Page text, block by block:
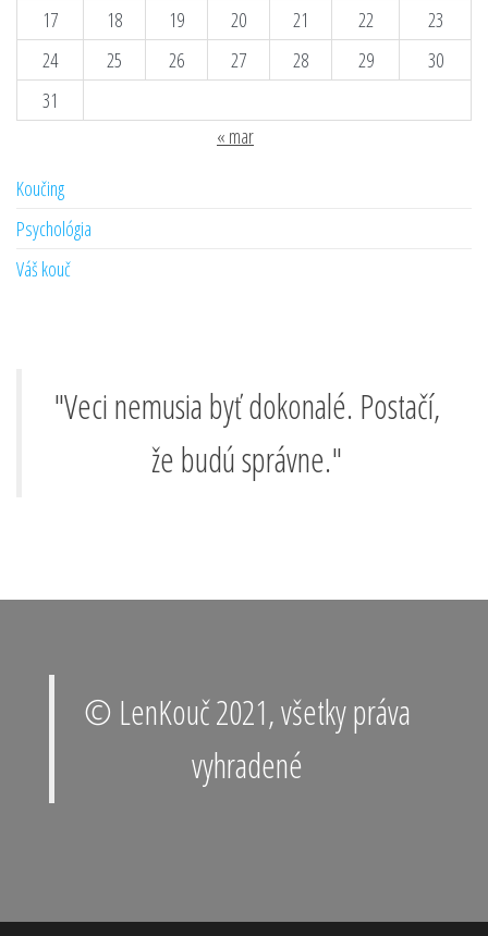
17
18 19 20 21 22
23
24
25 26 27 28 29
30
31
« mar
Koučing
Psychológia
Váš kouč
"Veci nemusia byť dokonalé. Postačí,
že budú správne."
© LenKouč 2021, všetky práva
vyhradené